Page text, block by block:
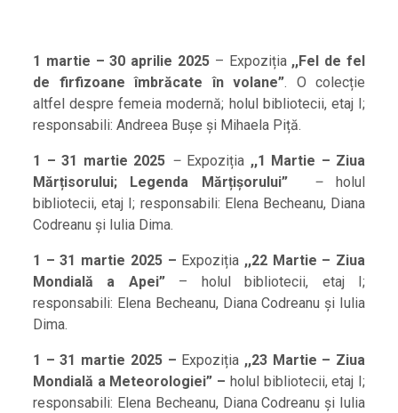
1 martie – 30 aprilie 2025 – Expoziția ,,Fel de fel
de firfizoane îmbrăcate în volane”. O colecție
altfel despre femeia modernă; holul bibliotecii, etaj I;
responsabili: Andreea Bușe și Mihaela Piță.
1 – 31 martie 2025 – Expoziția ,,1 Martie – Ziua
Mărțisorului; Legenda Mărțișorului” –
holul
bibliotecii, etaj I; responsabili: Elena Becheanu, Diana
Codreanu și Iulia Dima.
1 – 31 martie 2025 – Expoziția ,,22 Martie – Ziua
Mondială a Apei” – holul bibliotecii, etaj I;
responsabili: Elena Becheanu, Diana Codreanu și Iulia
Dima.
1 – 31 martie 2025 – Expoziția ,,23 Martie – Ziua
Mondială a Meteorologiei” – holul bibliotecii, etaj I;
responsabili: Elena Becheanu, Diana Codreanu și Iulia